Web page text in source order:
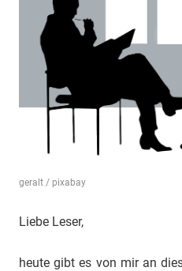
"Hexenjagd",
"Das
Grauen"
"Spukschloss
Deutschland"
geralt / pixabay
Liebe Leser,
heute gibt es von mir an